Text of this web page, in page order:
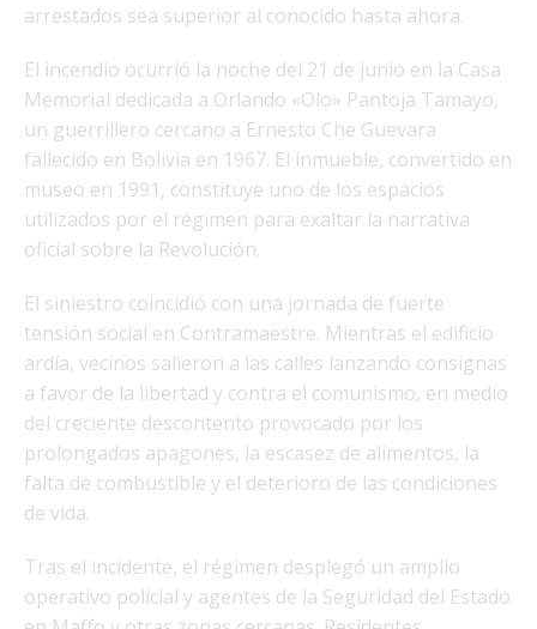
arrestados sea superior al conocido hasta ahora.
El incendio ocurrió la noche del 21 de junio en la Casa
Memorial dedicada a Orlando «Olo» Pantoja Tamayo,
un guerrillero cercano a Ernesto Che Guevara
fallecido en Bolivia en 1967. El inmueble, convertido en
museo en 1991, constituye uno de los espacios
utilizados por el régimen para exaltar la narrativa
oficial sobre la Revolución.
El siniestro coincidió con una jornada de fuerte
tensión social en Contramaestre. Mientras el edificio
ardía, vecinos salieron a las calles lanzando consignas
a favor de la libertad y contra el comunismo, en medio
del creciente descontento provocado por los
prolongados apagones, la escasez de alimentos, la
falta de combustible y el deterioro de las condiciones
de vida.
Tras el incidente, el régimen desplegó un amplio
operativo policial y agentes de la Seguridad del Estado